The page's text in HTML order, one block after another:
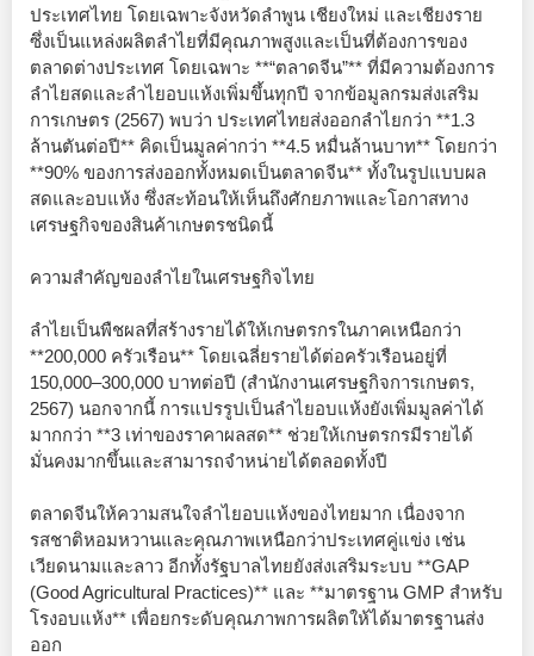
ประเทศไทย โดยเฉพาะจังหวัดลำพูน เชียงใหม่ และเชียงราย
ซึ่งเป็นแหล่งผลิตลำไยที่มีคุณภาพสูงและเป็นที่ต้องการของ
ตลาดต่างประเทศ โดยเฉพาะ **“ตลาดจีน”** ที่มีความต้องการ
ลำไยสดและลำไยอบแห้งเพิ่มขึ้นทุกปี จากข้อมูลกรมส่งเสริม
การเกษตร (2567) พบว่า ประเทศไทยส่งออกลำไยกว่า **1.3
ล้านตันต่อปี** คิดเป็นมูลค่ากว่า **4.5 หมื่นล้านบาท** โดยกว่า
**90% ของการส่งออกทั้งหมดเป็นตลาดจีน** ทั้งในรูปแบบผล
สดและอบแห้ง ซึ่งสะท้อนให้เห็นถึงศักยภาพและโอกาสทาง
เศรษฐกิจของสินค้าเกษตรชนิดนี้
ความสำคัญของลำไยในเศรษฐกิจไทย
ลำไยเป็นพืชผลที่สร้างรายได้ให้เกษตรกรในภาคเหนือกว่า
**200,000 ครัวเรือน** โดยเฉลี่ยรายได้ต่อครัวเรือนอยู่ที่
150,000–300,000 บาทต่อปี (สำนักงานเศรษฐกิจการเกษตร,
2567) นอกจากนี้ การแปรรูปเป็นลำไยอบแห้งยังเพิ่มมูลค่าได้
มากกว่า **3 เท่าของราคาผลสด** ช่วยให้เกษตรกรมีรายได้
มั่นคงมากขึ้นและสามารถจำหน่ายได้ตลอดทั้งปี
ตลาดจีนให้ความสนใจลำไยอบแห้งของไทยมาก เนื่องจาก
รสชาติหอมหวานและคุณภาพเหนือกว่าประเทศคู่แข่ง เช่น
เวียดนามและลาว อีกทั้งรัฐบาลไทยยังส่งเสริมระบบ **GAP
(Good Agricultural Practices)** และ **มาตรฐาน GMP สำหรับ
โรงอบแห้ง** เพื่อยกระดับคุณภาพการผลิตให้ได้มาตรฐานส่ง
ออก